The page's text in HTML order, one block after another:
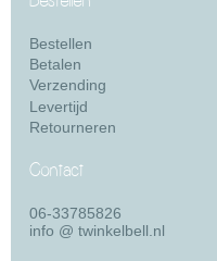
Bestellen
Betalen
Verzending
Levertijd
Retourneren
Contact
06-33785826
info @ twinkelbell.nl